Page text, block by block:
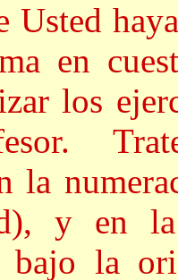
Usted
en
los
la
y en
bajo la